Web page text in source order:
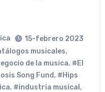
15-febrero 2023
musicales,
de la musica, #El
Song Fund, #Hips
, #industria musical ,